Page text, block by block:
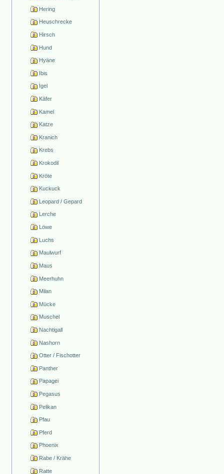
Hering
Heuschrecke
Hirsch
Hund
Hyäne
Ibis
Igel
Käfer
Kamel
Katze
Kranich
Krebs
Krokodil
Kröte
Kuckuck
Leopard / Gepard
Lerche
Löwe
Luchs
Maulwurf
Maus
Meerhuhn
Milan
Mücke
Muschel
Nachtigall
Nashorn
Otter / Fischotter
Panther
Papagei
Pegasus
Pelikan
Pfau
Pferd
Phoenix
Rabe / Krähe
Ratte